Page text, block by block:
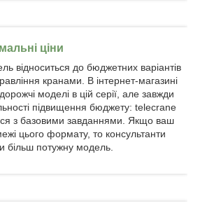
ціни
відноситься до бюджетних варіантів
кранами. В інтернет-магазині
моделі в цій серії, але завжди
підвищення бюджету: telecrane
з базовими завданнями. Якщо ваш
цього формату, то консультанти
більш потужну модель.